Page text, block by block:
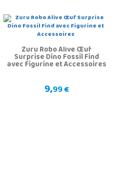
Zuru Robo Alive Œuf
Surprise Dino Fossil Find
avec Figurine et Accessoires
9,99 €